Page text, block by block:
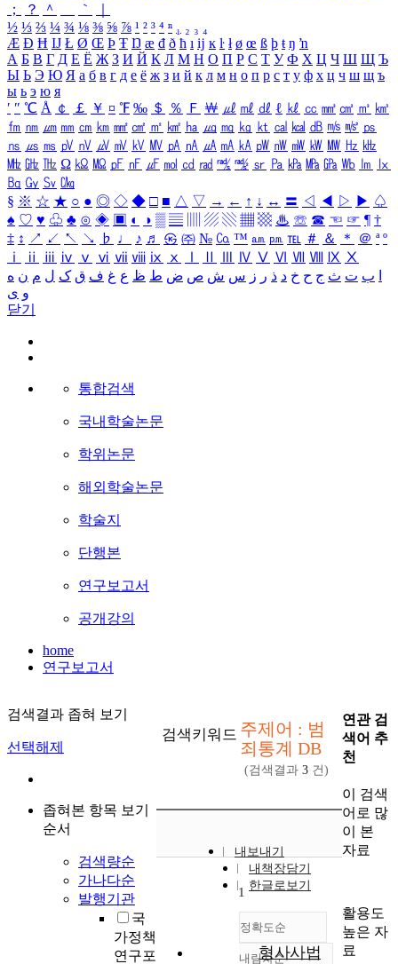
；
？ ＾ ｀
½ ⅓ ⅔ ¼ ¾ ⅛ ⅜ ⅝ ⅞ ¹ ² ³ ⁴ ⁿ ₁ ₂ ₃ ₄
Æ Ð Ħ Ĳ Ł Ø Œ Þ Ŧ Ŋ æ đ ð ħ ı ĳ ĸ ŀ ł ø œ ß þ ŧ ŋ ŉ
А Б В Г Д Е Ё Ж З И Й К Л М Н О П Р С Т У Ф Х Ц Ч Ш Щ Ъ
Ы Ь Э Ю Я а б в г д е ё ж з и й к л м н о п р с т у ф х ц ч ш щ ъ
ы ь э ю я
′ ″ ℃ Å ￠ ￡ ￥ ¤ ℉ ‰ ＄ ％ Ｆ ￦ ㎕ ㎖ ㎗ ℓ ㎘ ㏄ ㎣ ㎤ ㎥ ㎦
㎙ ㎚ ㎛ ㎜ ㎝ ㎞ ㎟ ㎠ ㎡ ㎢ ㏊ ㎍ ㎎ ㎏ ㏏ ㎈ ㎉ ㏈ ㎧ ㎨ ㎰
㎱ ㎲ ㎳ ㎴ ㎵ ㎶ ㎷ ㎸ ㎹ ㎀ ㎁ ㎂ ㎃ ㎄ ㎺ ㎻ ㎽ ㎾ ㎿ ㎐ ㎑
㎒ ㎓ ㎔ Ω ㏀ ㏁ ㎊ ㎋ ㎌ ㏖ ㏅ ㎭ ㎮ ㎯ ㏛ ㎩ ㎪ ㎫ ㎬ ㏝ ㏐
㏓
㏃ ㏉ ㏜ ㏆
§ ※ ☆ ★ ○ ● ◎ ◇ ◆ □ ■ △ ▽ → ← ↑ ↓ ↔ 〓 ◁ ◀ ▷ ▶ ♤
♠ ♡ ♥ ♧ ♣ ⊙ ◈ ▣ ◐ ◑ ▒ ▤ ▨ ▧ ▦ ▩ ♨ ☏ ☎ ☜ ☞ ¶ †
‡ ↕ ↗ ↙ ↖ ↘ ♭ ♩ ♪ ♬ ㉿ ㈜ № ㏇ ™ ㏂ ㏘ ℡ ＃ ＆ ＊ ＠ ª º
ⅰ
ⅱ ⅲ ⅳ ⅴ ⅵ ⅶ ⅷ ⅸ ⅹ Ⅳ Ⅴ Ⅵ Ⅶ Ⅷ Ⅸ Ⅹ
ب ت ث ج ح خ د ذ ر ز س ش ص ض ط ظ ع غ ف ق ک ل م ن ه
و ی
닫기
통합검색
국내학술논문
학위논문
해외학술논문
학술지
단행본
연구보고서
공개강의
home
연구보고서
검색결과 좁혀 보기
선택해제
좁혀본 항목 보기
순서
검색량순
가나다순
발행기관
국
가정책
연구포
검색키워드 주제어 : 범
죄통계 DB
(검색결과 3 건)
내보내기
내책장담기
한글로보기
정확도순
내림차순
1
형사사법
연관 검
색어 추
천
이 검색
어로 많
이 본
자료
활용도
높은 자
료